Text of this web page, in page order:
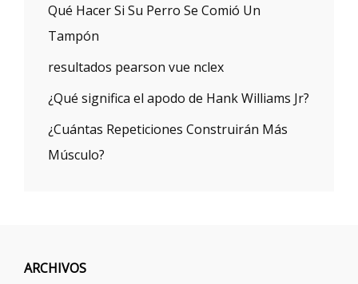
Qué Hacer Si Su Perro Se Comió Un
Tampón
resultados pearson vue nclex
¿Qué significa el apodo de Hank Williams Jr?
¿Cuántas Repeticiones Construirán Más
Músculo?
ARCHIVOS